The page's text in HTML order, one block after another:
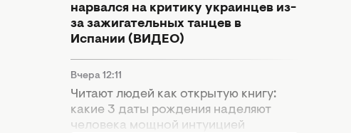
нарвался на критику украинцев из-
за зажигательных танцев в
Испании (ВИДЕО)
Вчера 12:11
Читают людей как открытую книгу:
какие 3 даты рождения наделяют
человека мощной интуицией